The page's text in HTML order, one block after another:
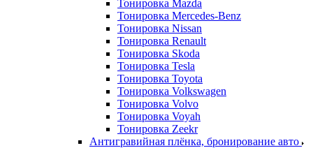
Тонировка Mazda
Тонировка Mercedes-Benz
Тонировка Nissan
Тонировка Renault
Тонировка Skoda
Тонировка Tesla
Тонировка Toyota
Тонировка Volkswagen
Тонировка Volvo
Тонировка Voyah
Тонировка Zeekr
Антигравийная плёнка, бронирование авто